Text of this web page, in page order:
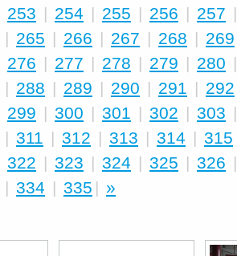
253 | 254 | 255 | 256 | 257
| 265 | 266 | 267 | 268 | 269
276 | 277 | 278 | 279 | 280
| 288 | 289 | 290 | 291 | 292
299 | 300 | 301 | 302 | 303
| 311 | 312 | 313 | 314 | 315
322 | 323 | 324 | 325 | 326
| 334 | 335 | »